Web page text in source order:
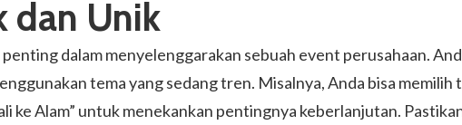
dan Unik
dalam menyelenggarakan sebuah event perusahaan.
tema yang sedang tren. Misalnya, Anda bisa memilih
ke Alam” untuk menekankan pentingnya keberlanjutan.